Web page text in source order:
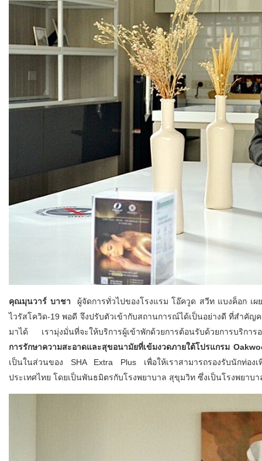
คุณมุนวาร์ บาชา ผู้จัดการทั่วไปของโรงแรม โอ๊ควูด สวีท แบงค็อก เผ
ไวรัสโควิด-19 พอดี จึงปรับตัวเข้ากับสถานการณ์ได้เป็นอย่างดี ที่สำคัญ
มาได้ เรามุ่งมั่นที่จะให้บริการผู้เข้าพักด้วยการต้อนรับด้วยการบริก
การรักษาความสะอาดและสุขอนามัยที่เข้มงวดภายใต้โปรแกรม
เป็นในส่วนของ SHA Extra Plus เพื่อให้เราสามารถรองรับนักท่อง
ประเทศไทย โดยเป็นพันธมิตรกับโรงพยาบาล สุขุมวิท ซึ่งเป็นโรงพยาบ